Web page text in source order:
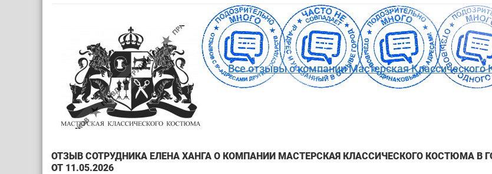
Все отзывы о компании Мастерская
ОТЗЫВ СОТРУДНИКА ЕЛЕНА ХАНГА О КОМПАНИИ МАСТЕРСКАЯ КЛАССИЧЕСКОГО КОСТЮМА В
ОТ 11.05.2026